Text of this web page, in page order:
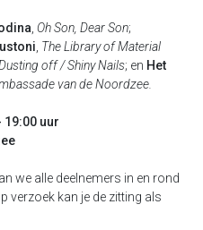
Oh Son, Dear Son;
The Library of Material
off / Shiny Nails; en Het
van de Noordzee.
19:00 uur
we alle deelnemers in en rond
verzoek kan je de zitting als